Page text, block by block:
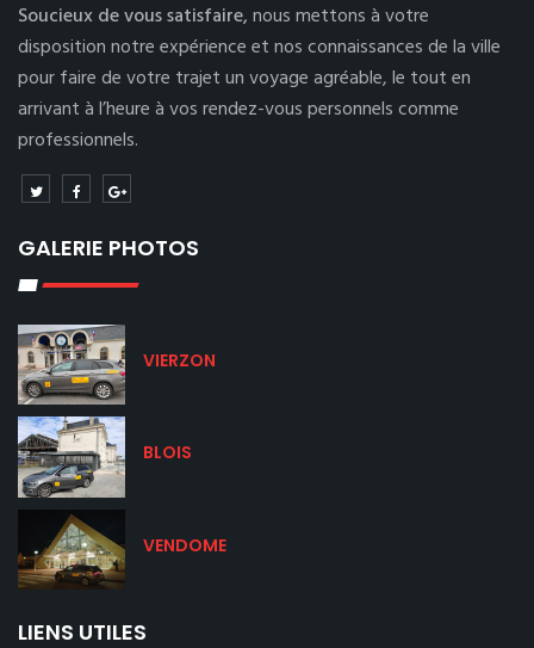
Soucieux de vous satisfaire,nous mettons à votre
disposition notre expérience et nos connaissances de la ville
pour faire de votre trajet un voyage agréable, le tout en
arrivant à l’heure à vos rendez-vous personnels comme
professionnels.
GALERIE PHOTOS
VIERZON
BLOIS
VENDOME
LIENS UTILES